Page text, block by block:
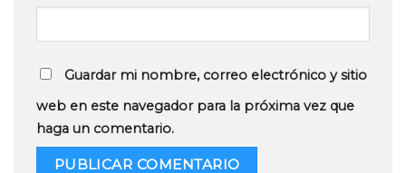
Guardar mi nombre, correo electrónico y sitio
web en este navegador para la próxima vez que
haga un comentario.